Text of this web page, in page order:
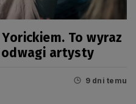
To wyraz
artysty
9 dni temu